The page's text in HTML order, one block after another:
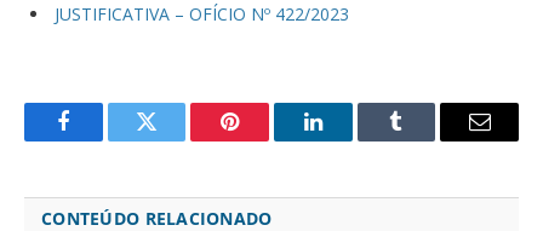
JUSTIFICATIVA – OFÍCIO Nº 422/2023
FacebookTwitter Pinterest LinkedInTumblr Email
CONTEÚDO RELACIONADO